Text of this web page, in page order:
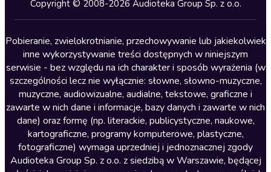
Lektury szkolne
Literatura anglojęzyczna
Literatura faktu
Literatura obyczajowa
Literatura piękna obca
Literatura piękna polska
Nagrania relaksacyjne
Nauka języków
Copyright © 2008-2026 Audioteka Group Sp. z o.o.
Pobieranie, zwielokrotnianie, przechowywanie lub jakiekolwiek
inne wykorzystywanie treści dostępnych w niniejszym
serwisie - bez względu na ich charakter i sposób wyrażenia (w
szczególności lecz nie wyłącznie: słowne, słowno-muzyczne,
muzyczne, audiowizualne, audialne, tekstowe, graficzne i
zawarte w nich dane i informacje, bazy danych i zawarte w nich
dane) oraz formę (np. literackie, publicystyczne, naukowe,
kartograficzne, programy komputerowe, plastyczne,
fotograficzne) wymaga uprzedniej i jednoznacznej zgody
Audioteka Group Sp. z o.o. z siedzibą w Warszawie, będącej